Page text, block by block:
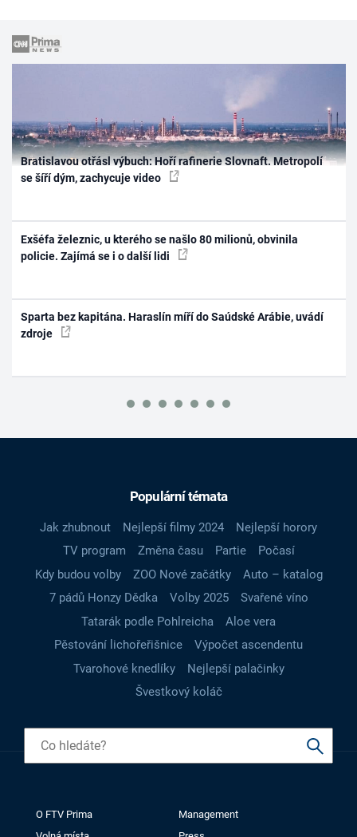
Bratislavou otřásl výbuch: Hoří rafinerie Slovnaft. Metropolí
se šíří dým, zachycuje video
Exšéfa železnic, u kterého se našlo 80 milionů, obvinila
policie. Zajímá se i o další lidi
Sparta bez kapitána. Haraslín míří do Saúdské Arábie, uvádí
zdroje
Populární témata
Jak zhubnout Nejlepší filmy 2024
Nejlepší horory
TV program
Změna času Partie
Počasí
Kdy budou volby
ZOO Nové začátky
Auto – katalog
7 pádů Honzy Dědka
Volby 2025
Svařené víno
Tatarák podle Pohlreicha
Aloe vera
Pěstování lichořeřišnice
Výpočet ascendentu
Tvarohové knedlíky
Nejlepší palačinky
Švestkový koláč
O FTV Prima
Management